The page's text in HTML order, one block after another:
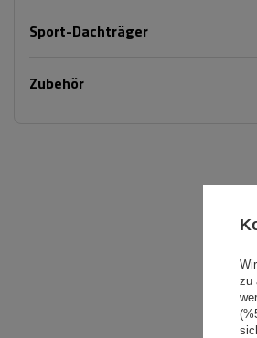
Sport-Dachträger
Zubehör
zu